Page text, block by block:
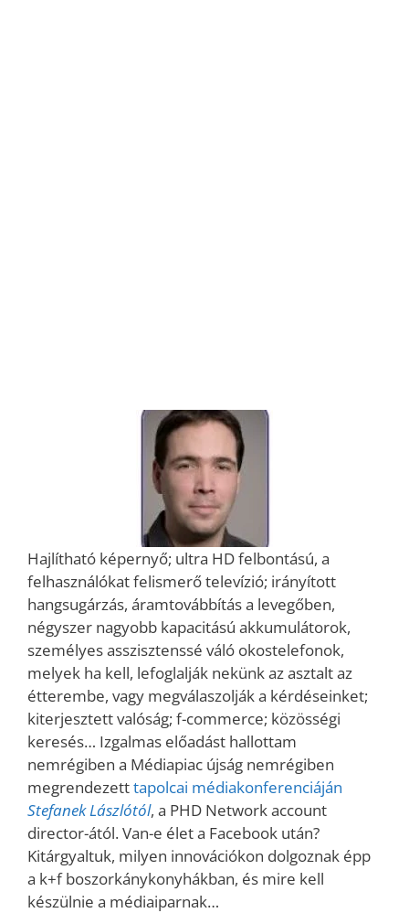
Hajlítható képernyő; ultra HD felbontású, a
felhasználókat felismerő televízió; irányított
hangsugárzás, áramtovábbítás a levegőben,
négyszer nagyobb kapacitású akkumulátorok,
személyes asszisztenssé váló okostelefonok,
melyek ha kell, lefoglalják nekünk az asztalt az
étterembe, vagy megválaszolják a kérdéseinket;
kiterjesztett valóság; f-commerce; közösségi
keresés… Izgalmas előadást hallottam
nemrégiben a Médiapiac újság nemrégiben
megrendezetttapolcai médiakonferenciáján
Stefanek Lászlótól, a PHD Network account
director-ától. Van-e élet a Facebook után?
Kitárgyaltuk, milyen innovációkon dolgoznak épp
a k+f boszorkánykonyhákban, és mire kell
készülnie a médiaiparnak…